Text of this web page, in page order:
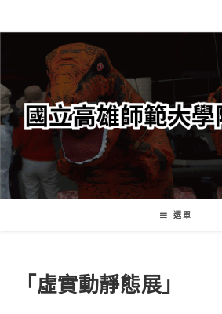
轉
要
內
容
選單
「虛實動靜態展」